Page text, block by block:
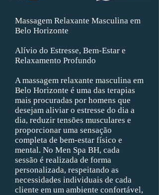
Massagem Relaxante Masculina em
Belo Horizonte
Alívio do Estresse, Bem-Estar e
Relaxamento Profundo
A massagem relaxante masculina em
Belo Horizonte é uma das terapias
mais procuradas por homens que
desejam aliviar o estresse do dia a
dia, reduzir tensões musculares e
proporcionar uma sensação
completa de bem-estar físico e
mental. No Men Spa BH, cada
sessão é realizada de forma
personalizada, respeitando as
necessidades individuais de cada
cliente em um ambiente confortável,